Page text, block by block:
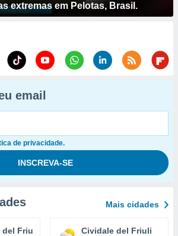
extremas em Pelotas, Brasil.
email
de privacidade.
Mais cidades
Friuli Cividale del Friuli